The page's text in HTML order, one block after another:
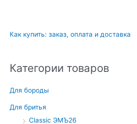
Как купить: заказ, оплата и доставка
Категории товаров
Для бороды
Для бритья
Classic ЭМЪ26